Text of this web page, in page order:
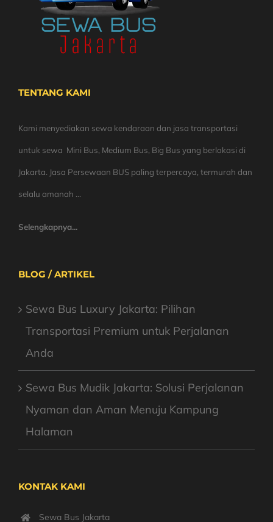
TENTANG KAMI
Kami menyediakan sewa kendaraan dan jasa transportasi
untuk sewa Mini Bus, Medium Bus, Big Bus yang berlokasi di
Jakarta. Jasa Persewaan BUS paling terpercaya, termurah dan
selalu amanah ...
Selengkapnya...
BLOG / ARTIKEL
Sewa Bus Luxury Jakarta: Pilihan
Transportasi Premium untuk Perjalanan
Anda
Sewa Bus Mudik Jakarta: Solusi Perjalanan
Nyaman dan Aman Menuju Kampung
Halaman
KONTAK KAMI
Sewa Bus Jakarta